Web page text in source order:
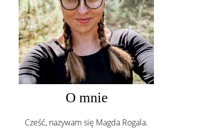
O mnie
Cześć, nazywam się Magda Rogala.